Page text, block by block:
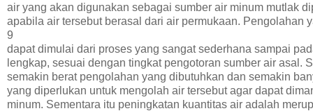
air yang akan digunakan sebagai sumber air minum mutlak
apabila air tersebut berasal dari air permukaan. Pengolahan
9
dapat dimulai dari proses yang sangat sederhana sampai
lengkap, sesuai dengan tingkat pengotoran sumber air asal.
semakin berat pengolahan yang dibutuhkan dan semakin
yang diperlukan untuk mengolah air tersebut agar dapat
minum. Sementara itu peningkatan kuantitas air adalah